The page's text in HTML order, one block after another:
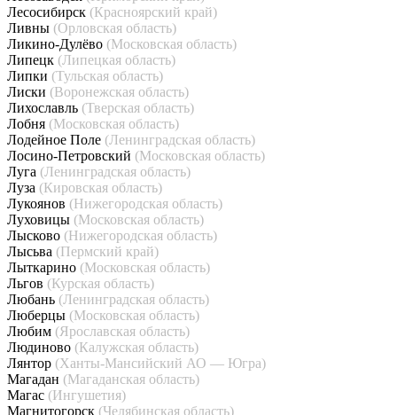
Лесосибирск (Красноярский край)
Ливны (Орловская область)
Ликино-Дулёво (Московская область)
Липецк (Липецкая область)
Липки (Тульская область)
Лиски (Воронежская область)
Лихославль (Тверская область)
Лобня (Московская область)
Лодейное Поле (Ленинградская область)
Лосино-Петровский (Московская область)
Луга (Ленинградская область)
Луза (Кировская область)
Лукоянов (Нижегородская область)
Луховицы (Московская область)
Лысково (Нижегородская область)
Лысьва (Пермский край)
Лыткарино (Московская область)
Льгов (Курская область)
Любань (Ленинградская область)
Люберцы (Московская область)
Любим (Ярославская область)
Людиново (Калужская область)
Лянтор (Ханты-Мансийский АО — Югра)
Магадан (Магаданская область)
Магас (Ингушетия)
Магнитогорск (Челябинская область)